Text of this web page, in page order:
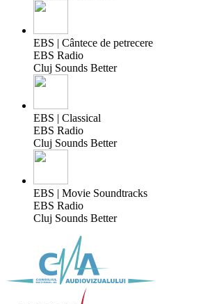
EBS | Cântece de petrecere
EBS Radio
Cluj Sounds Better
EBS | Classical
EBS Radio
Cluj Sounds Better
EBS | Movie Soundtracks
EBS Radio
Cluj Sounds Better